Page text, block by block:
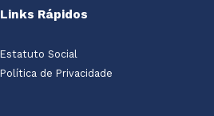
Links Rápidos
Estatuto Social
Política de Privacidade